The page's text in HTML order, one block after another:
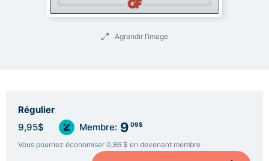
Agrandir l’image
Régulier
9,95$ Membre: 9 09$
Vous pourriez économiser 0,86 $ en devenant membre